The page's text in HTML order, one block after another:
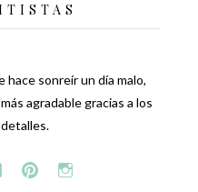
sonreír un día malo,
agradable gracias a los